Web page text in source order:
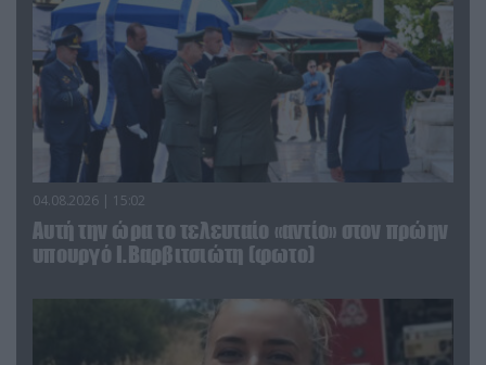
04.08.2026 | 15:02
Αυτή την ώρα το τελευταίο «αντίο» στον πρώην
υπουργό Ι.Βαρβιτσιώτη (φωτο)